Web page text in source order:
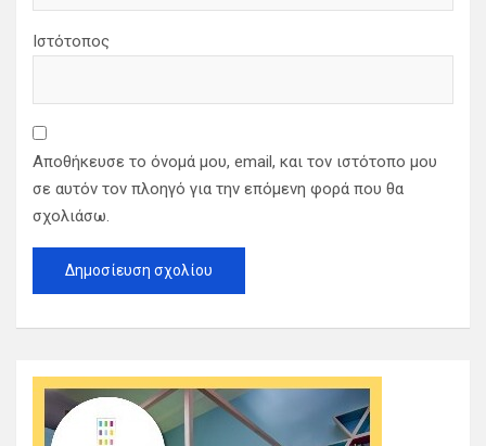
Ιστότοπος
Αποθήκευσε το όνομά μου, email, και τον ιστότοπο μου
σε αυτόν τον πλοηγό για την επόμενη φορά που θα
σχολιάσω.